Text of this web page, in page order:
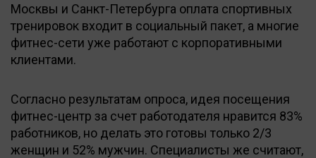
Москвы и Санкт-Петербурга оплата спортивных
тренировок входит в социальный пакет, а многие
фитнес-сети уже работают с корпоративными
клиентами.
Согласно результатам опроса, идея посещения
фитнес-центр за счет работодателя нравится 83%
работников, но делать это готовы только 2/3
женщин и 52% мужчин. Специалисты же считают,